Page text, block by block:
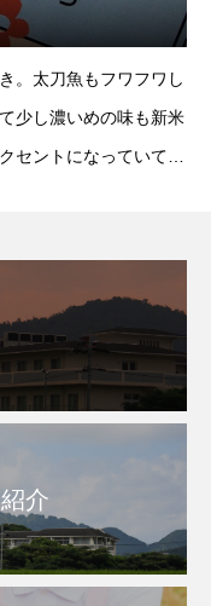
。太刀魚もフワフワし
少し濃いめの味も新米
セントになっていて美
介